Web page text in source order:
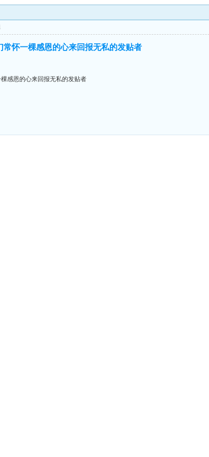
常怀一棵感恩的心来回报无私的发贴者
感恩的心来回报无私的发贴者